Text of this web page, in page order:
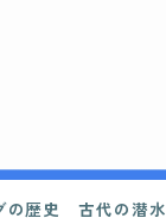
の歴史 古代の潜